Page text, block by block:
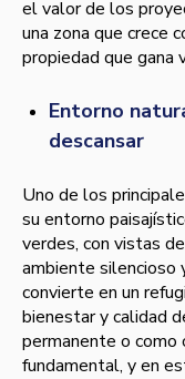
el valor de los
una zona que crece
propiedad que gana
Entorno
descansar
Uno de los
su entorno
verdes, con vistas
ambiente silencioso
convierte en un
bienestar y calidad
permanente o como
fundamental, y en